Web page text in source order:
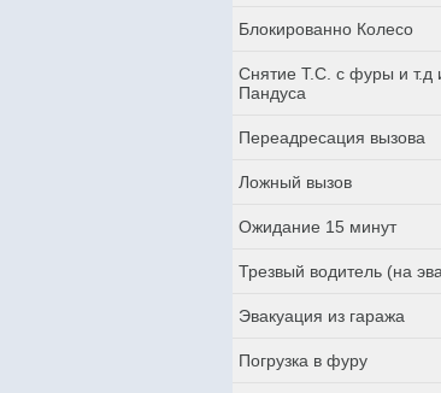
Блокированно Колесо
Снятие Т.С. с фуры и т.д
Пандуса
Переадресация вызова
Ложный вызов
Ожидание 15 минут
Трезвый водитель (на
Эвакуация из гаража
Погрузка в фуру